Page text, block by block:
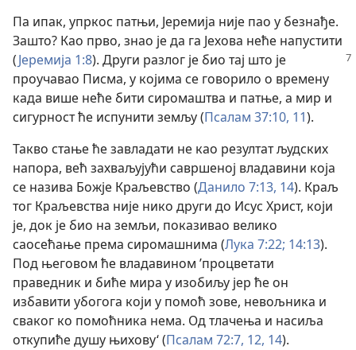
Па ипак, упркос патњи, Јеремија није пао у безнађе.
Зашто? Као прво, знао је да га Јехова неће напустити
(Јеремија 1:8). Други разлог је био тај што је
проучавао Писма, у којима се говорило о времену
када више неће бити сиромаштва и патње, а мир и
сигурност ће испунити земљу (Псалам 37:10, 11).
Такво стање ће завладати не као резултат људских
напора, већ захваљујући савршеној владавини која
се назива Божје Краљевство (Данило 7:13, 14). Краљ
тог Краљевства није нико други до Исус Христ, који
је, док је био на земљи, показивао велико
саосећање према сиромашнима (Лука 7:22; 14:13).
Под његовом ће владавином ’процветати
праведник и биће мира у изобиљу јер ће он
избавити убогога који у помоћ зове, невољника и
сваког ко помоћника нема. Од тлачења и насиља
откупиће душу њихову‘ (Псалам 72:7, 12, 14).